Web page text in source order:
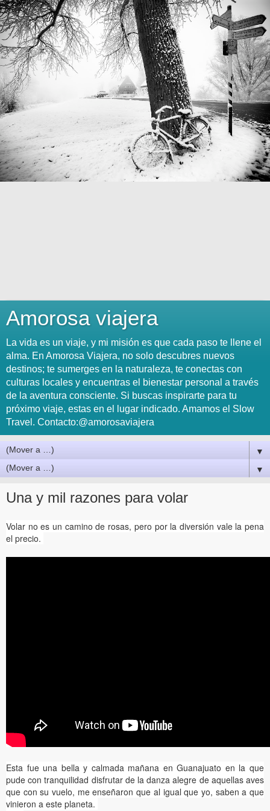
Amorosa viajera
La vida es un viaje, y mi misión es que cada paso te llene el
alma. En Amorosa Viajera, no solo descubres nuevos
destinos; te sumerges en la naturaleza, te conectas con
culturas locales y encuentras el bienestar personal a través
de la aventura consciente. Si buscas inspirarte para tu
próximo viaje, estas en el lugar indicado. Amamos el Slow
Travel. Contacto:@amorosaviajera
▼
▼
Una y mil razones para volar
Volar no es un camino de rosas, pero por la diversión vale la pena
el precio.
Esta fue una bella y calmada mañana en Guanajuato en la que
pude con tranquilidad disfrutar de la danza alegre de aquellas aves
que con su vuelo, me enseñaron que al igual que yo, saben a que
vinieron a este planeta.